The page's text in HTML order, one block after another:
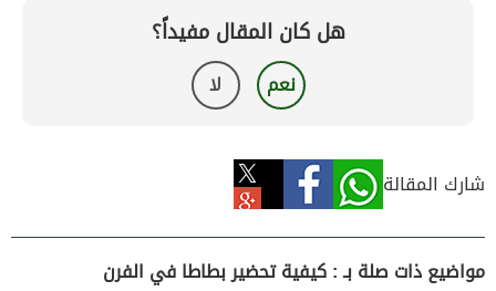
هل كان المقال مفيداً؟
نعم لا
شارك المقالة
مواضيع ذات صلة بـ : كيفية تحضير بطاطا في الفرن